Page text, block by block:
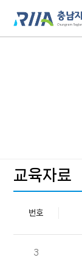
교육자료
번호
3